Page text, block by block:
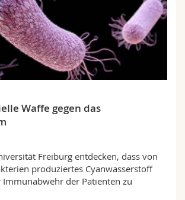
Waffe gegen das
Freiburg entdecken, dass von
produziertes Cyanwasserstoff
der Patienten zu